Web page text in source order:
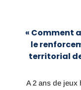
« Comment
le
territorial
A 2 ans de